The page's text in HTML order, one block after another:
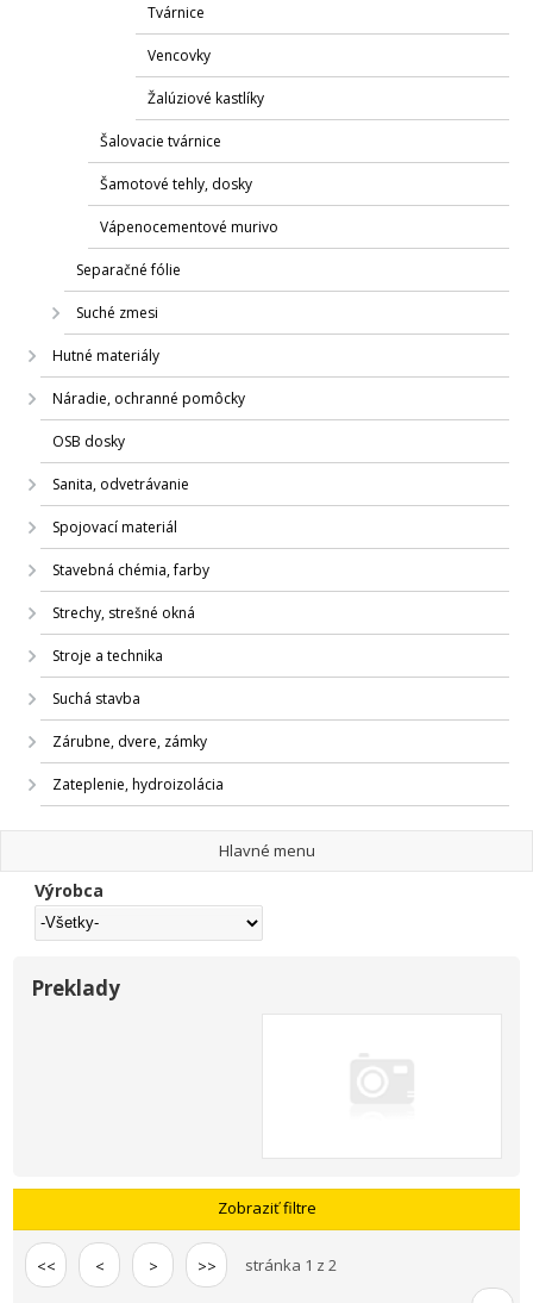
Tvárnice
Vencovky
Žalúziové kastlíky
Šalovacie tvárnice
Šamotové tehly, dosky
Vápenocementové murivo
Separačné fólie
Suché zmesi
Hutné materiály
Náradie, ochranné pomôcky
OSB dosky
Sanita, odvetrávanie
Spojovací materiál
Stavebná chémia, farby
Strechy, strešné okná
Stroje a technika
Suchá stavba
Zárubne, dvere, zámky
Zateplenie, hydroizolácia
Hlavné menu
Výrobca
Preklady
Zobraziť filtre
<< < > >> stránka 1 z 2